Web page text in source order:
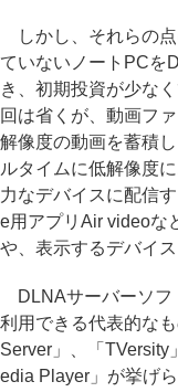
しかし、それらの点
ていないノートPCを
き、初期投資が少な
回は省くが、動画フ
解像度の動画を蓄積
ルタイムに低解像度
力なデバイスに配信
e用アプリAir videoな
や、表示するデバイ
DLNAサーバーソフ
利用できる代表的な
Server」、「TVersity
edia Player」が挙げ